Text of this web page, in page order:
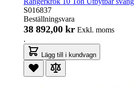
S016837
Beställningsvara
38 892,00 kr Exkl. moms
.
Lägg till i kundvagn